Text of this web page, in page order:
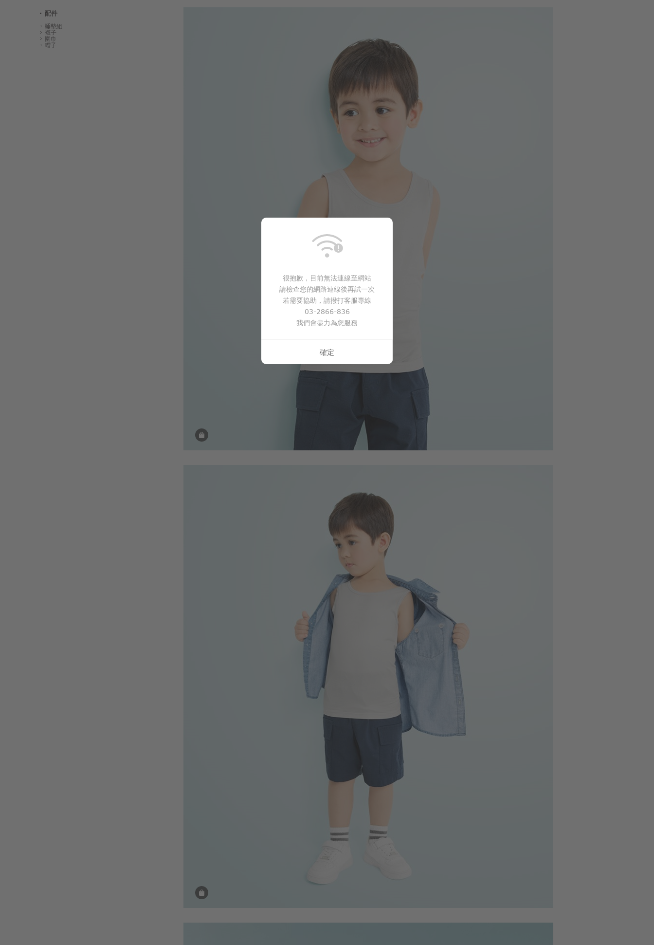
配件
睡墊組
襪子
圍巾
帽子
350
350 $ 450
399
很抱歉，目前無法連線至網站
請檢查您的網路連線後再試一次
若需要協助，請撥打客服專線
03-2866-836
我們會盡力為您服務
確定